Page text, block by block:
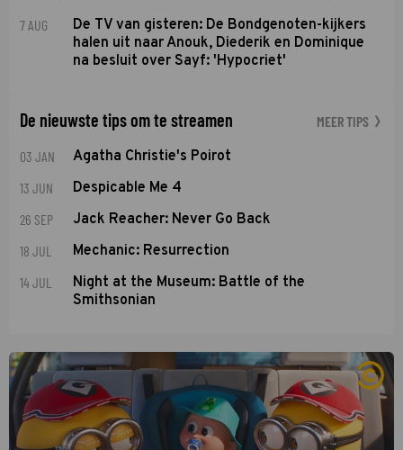
7 AUG
De TV van gisteren: De Bondgenoten-kijkers
halen uit naar Anouk, Diederik en Dominique
na besluit over Sayf: 'Hypocriet'
De nieuwste tips om te streamen MEER TIPS
03 JAN Agatha Christie's Poirot
13 JUN Despicable Me 4
26 SEP Jack Reacher: Never Go Back
18 JUL Mechanic: Resurrection
14 JUL
Night at the Museum: Battle of the
Smithsonian